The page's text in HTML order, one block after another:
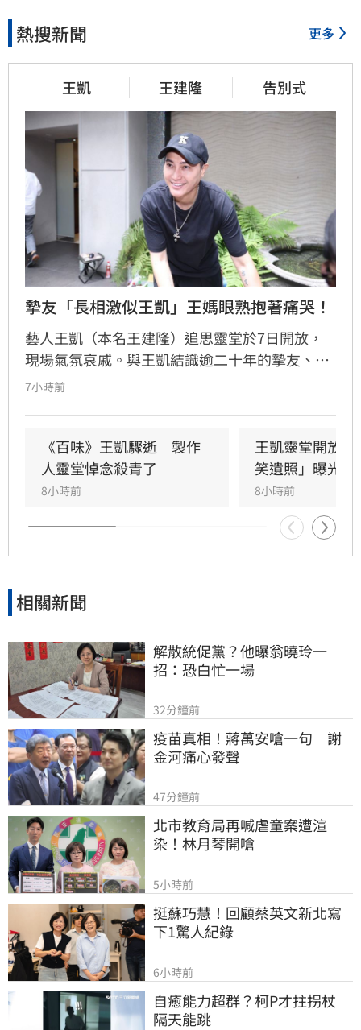
熱搜新聞 更多
王凱 王建隆 告別式
摯友「長相激似王凱」王媽眼熟抱著痛哭！
藝人王凱（本名王建隆）追思靈堂於7日開放，
現場氣氛哀戚。與王凱結識逾二十年的摯友、邱
瓈寬特助Jeff現身協助打點後事。由於兩人外貌
助，演藝圈大姐大邱瓈寬展現義氣，主動承擔治
喪事宜並指派Jeff全程留守，陪伴王凱走完人生
最後一程。這場深厚的兄弟情誼與邱瓈寬的溫暖
義舉，成為家屬在面臨驟變時最堅強的後盾，各
界也紛紛對這
7小時前
《百味》王凱驟逝　製作
人靈堂悼念殺青了
8小時前
王凱靈堂開放
笑遺照」曝光
8小時前
相關新聞
解散統促黨？他曝翁曉玲一
招：恐白忙一場
32分鐘前
疫苗真相！蔣萬安嗆一句　謝
金河痛心發聲
47分鐘前
北市教育局再喊虐童案遭渲
染！林月琴開嗆
5小時前
挺蘇巧慧！回顧蔡英文新北寫
下1驚人紀錄
6小時前
自癒能力超群？柯P才拄拐杖
隔天能跳